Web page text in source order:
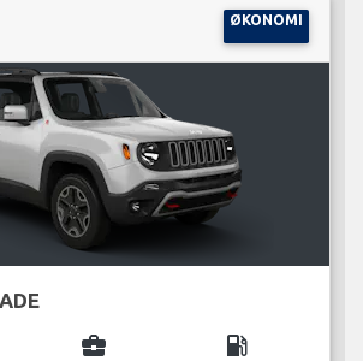
ØKONOMI
business_center local_gas_station